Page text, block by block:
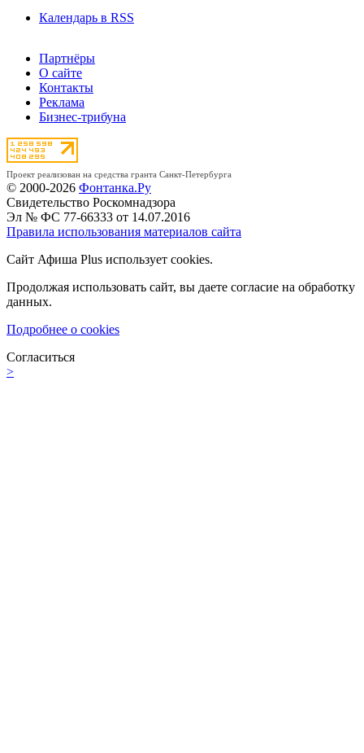
Календарь в RSS
Партнёры
О сайте
Контакты
Реклама
Бизнес-трибуна
Проект реализован на средства гранта Санкт-Петербурга
© 2000-2026 Фонтанка.Ру
Свидетельство Роскомнадзора
Эл № ФС 77-66333 от 14.07.2016
Правила использования материалов сайта
Сайт Афиша Plus использует cookies.
Продолжая использовать сайт, вы даете согласие на обработку
данных.
Подробнее о cookies
Согласиться
>